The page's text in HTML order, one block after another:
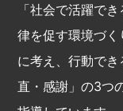
「社会で活躍で
律を促す環境づ
に考え、行動で
直・感謝」の3つ